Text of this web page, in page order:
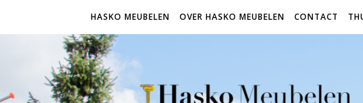
HASKO MEUBELEN OVER HASKO MEUBELEN CONTACT